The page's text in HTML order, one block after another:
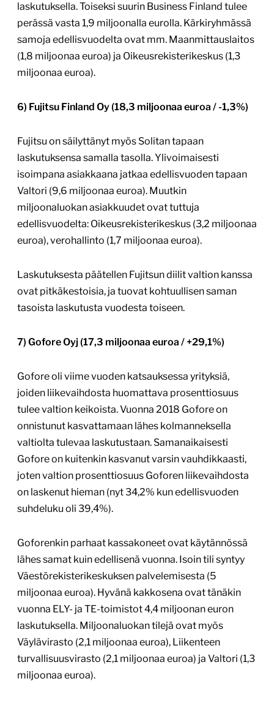
laskutuksella. Toiseksi suurin Business Finland tulee
perässä vasta 1,9 miljoonalla eurolla. Kärkiryhmässä
samoja edellisvuodelta ovat mm. Maanmittauslaitos
(1,8 miljoonaa euroa) ja Oikeusrekisterikeskus (1,3
miljoonaa euroa).
6) Fujitsu Finland Oy (18,3 miljoonaa euroa / -1,3%)
Fujitsu on säilyttänyt myös Solitan tapaan
laskutuksensa samalla tasolla. Ylivoimaisesti
isoimpana asiakkaana jatkaa edellisvuoden tapaan
Valtori (9,6 miljoonaa euroa). Muutkin
miljoonaluokan asiakkuudet ovat tuttuja
edellisvuodelta: Oikeusrekisterikeskus (3,2 miljoonaa
euroa), verohallinto (1,7 miljoonaa euroa).
Laskutuksesta päätellen Fujitsun diilit valtion kanssa
ovat pitkäkestoisia, ja tuovat kohtuullisen saman
tasoista laskutusta vuodesta toiseen.
7) Gofore Oyj (17,3 miljoonaa euroa / +29,1%)
Gofore oli viime vuoden katsauksessa yrityksiä,
joiden liikevaihdosta huomattava prosenttiosuus
tulee valtion keikoista. Vuonna 2018 Gofore on
onnistunut kasvattamaan lähes kolmanneksella
valtiolta tulevaa laskutustaan. Samanaikaisesti
Gofore on kuitenkin kasvanut varsin vauhdikkaasti,
joten valtion prosenttiosuus Goforen liikevaihdosta
on laskenut hieman (nyt 34,2% kun edellisvuoden
suhdeluku oli 39,4%).
Goforenkin parhaat kassakoneet ovat käytännössä
lähes samat kuin edellisenä vuonna. Isoin tili syntyy
Väestörekisterikeskuksen palvelemisesta (5
miljoonaa euroa). Hyvänä kakkosena ovat tänäkin
vuonna ELY- ja TE-toimistot 4,4 miljoonan euron
laskutuksella. Miljoonaluokan tilejä ovat myös
Väylävirasto (2,1 miljoonaa euroa), Liikenteen
turvallisuusvirasto (2,1 miljoonaa euroa) ja Valtori (1,3
miljoonaa euroa).